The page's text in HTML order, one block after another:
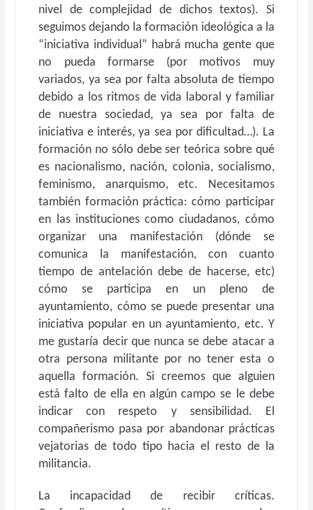
nivel de complejidad de dichos textos). Si
seguimos dejando la formación ideológica a la
“iniciativa individual” habrá mucha gente que
no pueda formarse (por motivos muy
variados, ya sea por falta absoluta de tiempo
debido a los ritmos de vida laboral y familiar
de nuestra sociedad, ya sea por falta de
iniciativa e interés, ya sea por dificultad…). La
formación no sólo debe ser teórica sobre qué
es nacionalismo, nación, colonia, socialismo,
feminismo, anarquismo, etc. Necesitamos
también formación práctica: cómo participar
en las instituciones como ciudadanos, cómo
organizar una manifestación (dónde se
comunica la manifestación, con cuanto
tiempo de antelación debe de hacerse, etc)
cómo se participa en un pleno de
ayuntamiento, cómo se puede presentar una
iniciativa popular en un ayuntamiento, etc. Y
me gustaría decir que nunca se debe atacar a
otra persona militante por no tener esta o
aquella formación. Si creemos que alguien
está falto de ella en algún campo se le debe
indicar con respeto y sensibilidad. El
compañerismo pasa por abandonar prácticas
vejatorias de todo tipo hacia el resto de la
militancia.
La incapacidad de recibir críticas.